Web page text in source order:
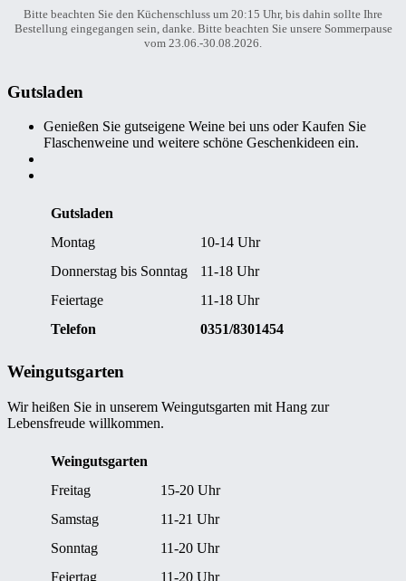
Bitte beachten Sie den Küchenschluss um 20:15 Uhr, bis dahin sollte Ihre
Bestellung eingegangen sein, danke. Bitte beachten Sie unsere Sommerpause
vom 23.06.-30.08.2026.
Gutsladen
Genießen Sie gutseigene Weine bei uns oder Kaufen Sie
Flaschenweine und weitere schöne Geschenkideen ein.
Gutsladen
Montag
10-14 Uhr
Donnerstag bis Sonntag
11-18 Uhr
Feiertage
11-18 Uhr
Telefon
0351/8301454
Weingutsgarten
Wir heißen Sie in unserem Weingutsgarten mit Hang zur
Lebensfreude willkommen.
Weingutsgarten
Freitag
15-20 Uhr
Samstag
11-21 Uhr
Sonntag
11-20 Uhr
Feiertag
11-20 Uhr